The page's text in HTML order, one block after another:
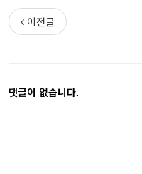
이전글
댓글이 없습니다.